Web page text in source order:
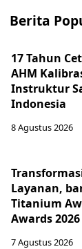
Berita
17 Tahun
AHM
Instruktur
Indonesia
8 Agustus 2026
Layanan,
Titanium
Awards 2026
7 Agustus 2026